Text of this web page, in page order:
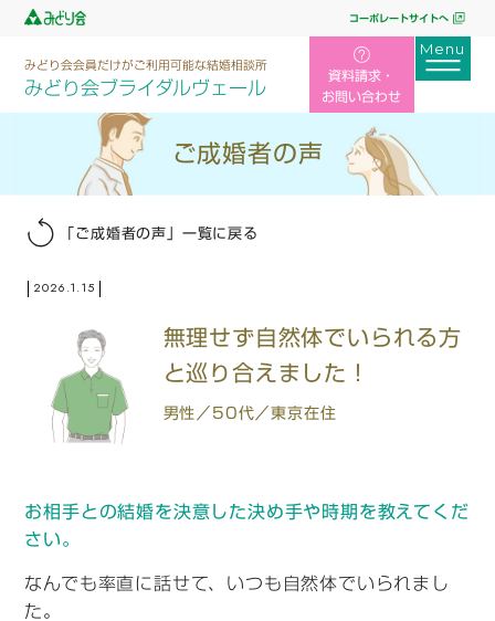
コーポレートサイトへ
みどり会会員だけがご利用可能な結婚相談所
みどり会ブライダルヴェール
資料請求・
お問い合わせ
ご成婚者の声
「ご成婚者の声」一覧に戻る
2026.1.15
無理せず自然体でいられる方
と巡り合えました！
男性／50代／東京在住
お相手との結婚を決意した決め手や時期を教えてくだ
さい。
なんでも率直に話せて、いつも自然体でいられまし
た。